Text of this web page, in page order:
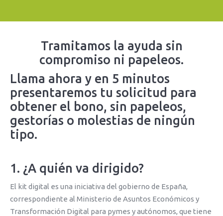
Tramitamos la ayuda sin
compromiso ni papeleos.
Llama ahora y en 5 minutos
presentaremos tu solicitud para
obtener el bono, sin papeleos,
gestorías o molestias de ningún
tipo.
1. ¿A quién va dirigido?
El kit digital es una iniciativa del gobierno de España,
correspondiente al Ministerio de Asuntos Económicos y
Transformación Digital para pymes y autónomos, que tiene